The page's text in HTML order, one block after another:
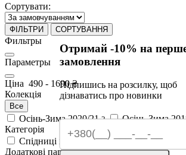
Сортувати:
ФІЛЬТРИ СОРТУВАННЯ
Фильтры
Параметры
Ціна 490 - 1690₴
Колекція
Все
Осінь-Зима 2020/212 Осінь-Зима
Категорія
Спідниці
Сукні і комбінезони
Додаткові параметри
Отримай -10% на
замовлення
Підпишись на розсилку, щоб
дізнаватись про новинки